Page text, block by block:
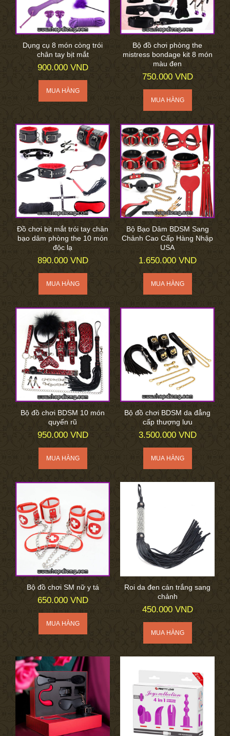
Dụng cụ 8 món còng trói
chân tay bịt mắt
900.000 VND
Bộ đồ chơi phòng the
mistress bondage kit 8 món
màu đen
750.000 VND
Đồ chơi bịt mắt trói tay chân
bạo dâm phòng the 10 món
độc lạ
890.000 VND
Bộ Bạo Dâm BDSM Sang
Chảnh Cao Cấp Hàng Nhập
USA
1.650.000 VND
Bộ đồ chơi BDSM 10 món
quyến rũ
950.000 VND
Bộ đồ chơi BDSM da đẳng
cấp thượng lưu
3.500.000 VND
Bộ đồ chơi SM nữ y tá
650.000 VND
Roi da đen cán trắng sang
chảnh
450.000 VND